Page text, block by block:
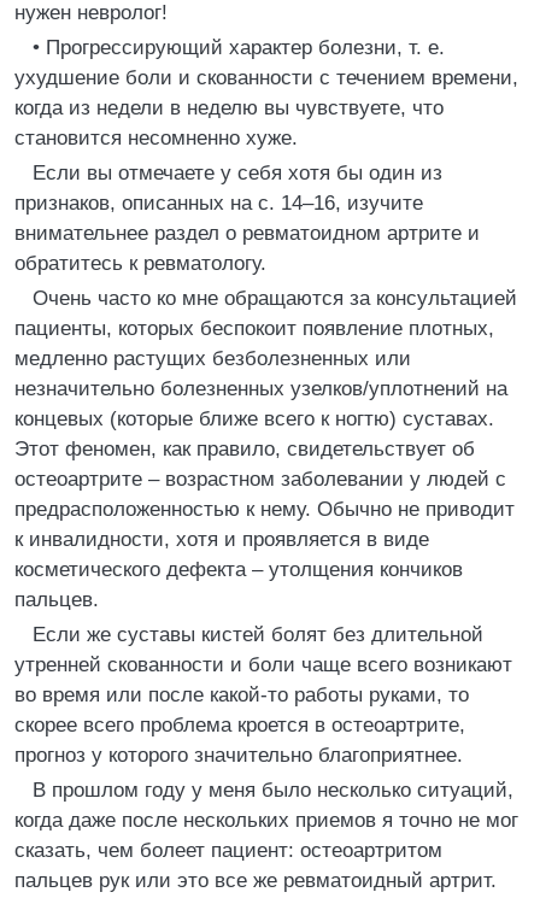
нужен невролог!
• Прогрессирующий характер болезни, т. е.
ухудшение боли и скованности с течением времени,
когда из недели в неделю вы чувствуете, что
становится несомненно хуже.
Если вы отмечаете у себя хотя бы один из
признаков, описанных на с. 14–16, изучите
внимательнее раздел о ревматоидном артрите и
обратитесь к ревматологу.
Очень часто ко мне обращаются за консультацией
пациенты, которых беспокоит появление плотных,
медленно растущих безболезненных или
незначительно болезненных узелков/уплотнений на
концевых (которые ближе всего к ногтю) суставах.
Этот феномен, как правило, свидетельствует об
остеоартрите – возрастном заболевании у людей с
предрасположенностью к нему. Обычно не приводит
к инвалидности, хотя и проявляется в виде
косметического дефекта – утолщения кончиков
пальцев.
Если же суставы кистей болят без длительной
утренней скованности и боли чаще всего возникают
во время или после какой-то работы руками, то
скорее всего проблема кроется в остеоартрите,
прогноз у которого значительно благоприятнее.
В прошлом году у меня было несколько ситуаций,
когда даже после нескольких приемов я точно не мог
сказать, чем болеет пациент: остеоартритом
пальцев рук или это все же ревматоидный артрит.